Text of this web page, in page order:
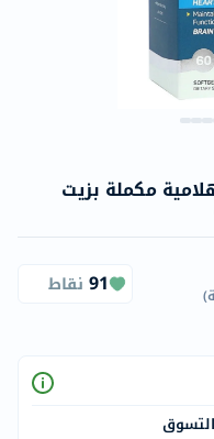
كبسولات هلامية مكملة بزيت
)
91 نقاط